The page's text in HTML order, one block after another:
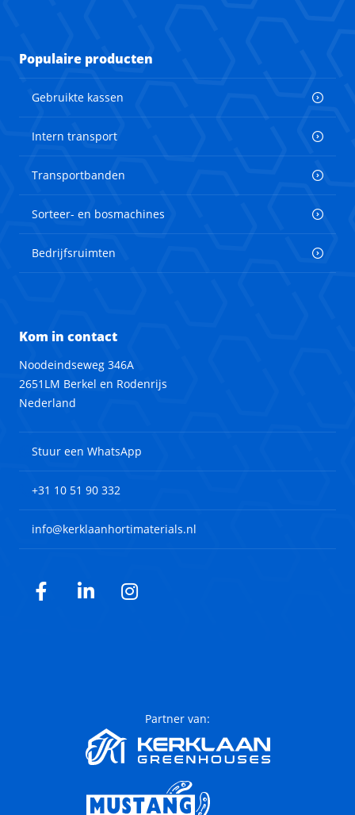
Populaire producten
Gebruikte kassen
Intern transport
Transportbanden
Sorteer- en bosmachines
Bedrijfsruimten
Kom in contact
Noodeindseweg 346A
2651LM Berkel en Rodenrijs
Nederland
Stuur een WhatsApp
+31 10 51 90 332
info@kerklaanhortimaterials.nl
Facebook
LinkedInInstagram
Partner van: